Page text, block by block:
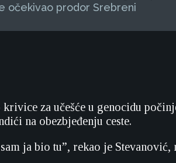
očekivao prodor Srebreni
za učešće u genocidu
na obezbjeđenju ceste.
ja bio tu”, rekao je Stevanović,